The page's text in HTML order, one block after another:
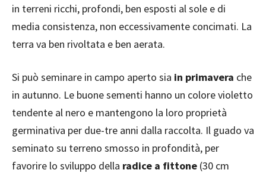
in terreni ricchi, profondi, ben esposti al sole e di
media consistenza, non eccessivamente concimati. La
terra va ben rivoltata e ben aerata.
Si può seminare in campo aperto sia in primavera che
in autunno. Le buone sementi hanno un colore violetto
tendente al nero e mantengono la loro proprietà
germinativa per due-tre anni dalla raccolta. Il guado va
seminato su terreno smosso in profondità, per
favorire lo sviluppo della radice a fittone (30 cm